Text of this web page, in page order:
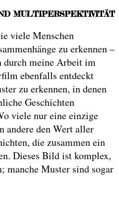
MULTIPERSPEKTIVITÄT
viele Menschen
zu erkennen –
durch meine Arbeit im
ebenfalls entdeckt
zu erkennen, in denen
Geschichten
viele nur eine einzige
andere den Wert aller
die zusammen ein
Dieses Bild ist komplex,
manche Muster sind sogar